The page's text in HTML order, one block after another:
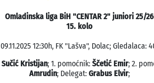
Omladinska liga BiH "CENTAR 2" juniori 25/26
15. kolo
09.11.2025 12:30h, FK "Lašva", Dolac; Gledalaca:
Sučić Kristijan; 1. pomoćnik: Ščetić Emir; 2.
Amrudin; Delegat: Grabus Elvir;